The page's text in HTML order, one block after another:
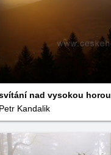
nad vysokou horou
Petr Kandalik